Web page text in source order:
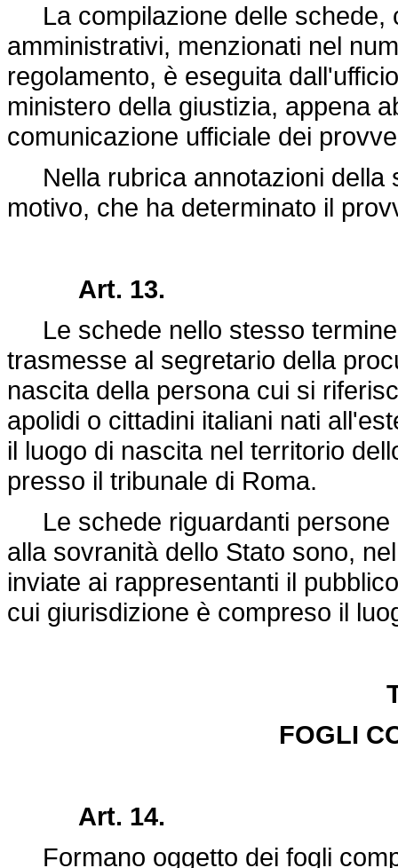
La compilazione delle schede,
amministrativi, menzionati nel
regolamento, è eseguita
ministero della giustizia, appena
comunicazione ufficiale dei
Nella rubrica annotazioni della
motivo, che ha determinato il
Art. 13.
Le schede nello stesso
trasmesse al segretario della
nascita della persona cui si
apolidi o cittadini italiani nati
il luogo di nascita nel territorio
presso il tribunale di Roma.
Le schede riguardanti persone
alla sovranità dello Stato sono,
inviate ai rappresentanti il
cui giurisdizione è compreso il
FOGLI
Art. 14.
Formano oggetto dei fogli